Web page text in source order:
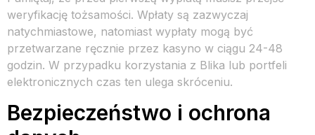
weryfikację tożsamości. Wpłaty są zazwyczaj
natychmiastowe, natomiast wypłaty mogą być
przetwarzane ręcznie przez kasyno w ciągu 24-48
godzin. W przypadku korzystania z Blika lub portfeli
elektronicznych czas ten ulega skróceniu.
Bezpieczeństwo i ochrona